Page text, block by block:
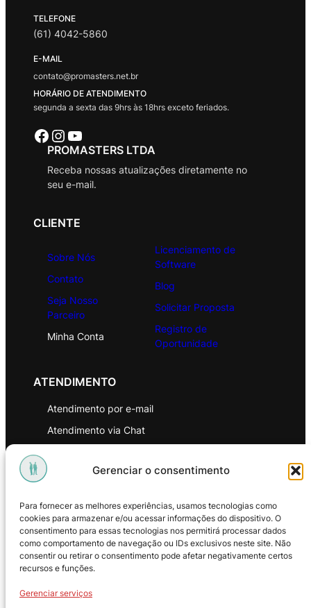
Gerenciar o consentimento
Para fornecer as melhores experiências, usamos tecnologias como
cookies para armazenar e/ou acessar informações do dispositivo. O
consentimento para essas tecnologias nos permitirá processar dados
como comportamento de navegação ou IDs exclusivos neste site. Não
consentir ou retirar o consentimento pode afetar negativamente certos
recursos e funções.
Gerenciar serviços
TELEFONE
(61) 4042-5860
E-MAIL
contato@promasters.net.br
HORÁRIO DE ATENDIMENTO
segunda a sexta das 9hrs às 18hrs exceto feriados.
Facebook Instagram Youtube
PROMASTERS LTDA
Receba nossas atualizações diretamente no
seu e-mail.
CLIENTE
Sobre Nós
Contato
Seja Nosso
Parceiro
Minha Conta
Licenciamento de
Software
Blog
Solicitar Proposta
Registro de
Oportunidade
ATENDIMENTO
Atendimento por e-mail
Atendimento via Chat
Política de Privacidade
Política de Troca e Devoluções
Política de Reembolso